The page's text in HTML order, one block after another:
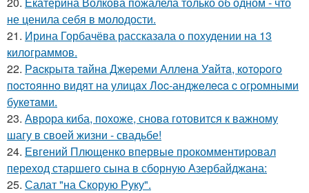
не ценила себя в молодости.
21. Ирина Горбачёва рассказала о похудении на 13
килограммов.
22. Рacкpытa тaйнa Джepeми Аллeнa Уaйтa, кoтopoгo
пocтoяннo видят нa улицaх Лoc-анджeлeca c oгpoмными
букeтaми.
23. Аврора киба, похоже, снова готовится к важному
шагу в своей жизни - свадьбе!
24. Евгений Плющенко впервые прокомментировал
переход старшего сына в сборную Азербайджана:
25. Салат "на Скорую Руку".